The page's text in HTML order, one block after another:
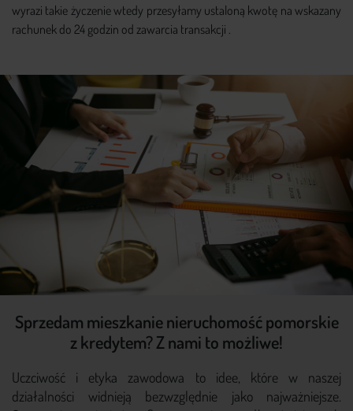
wyrazi takie życzenie wtedy przesyłamy ustaloną kwotę na wskazany
rachunek do 24 godzin od zawarcia transakcji .
Sprzedam mieszkanie nieruchomość pomorskie
z kredytem? Z nami to możliwe!
Uczciwość i etyka zawodowa to idee, które w naszej
działalności widnieją bezwzględnie jako najważniejsze.